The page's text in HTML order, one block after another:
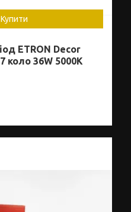
Купити
ETRON Decor
коло 36W 5000K